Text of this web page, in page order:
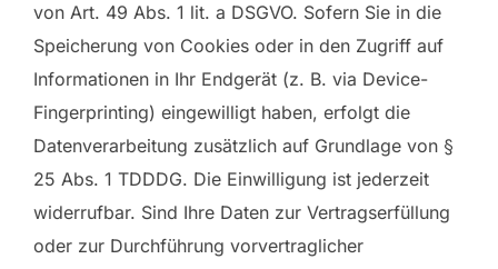
von Art. 49 Abs. 1 lit. a DSGVO. Sofern Sie in die
Speicherung von Cookies oder in den Zugriff auf
Informationen in Ihr Endgerät (z. B. via Device-
Fingerprinting) eingewilligt haben, erfolgt die
Datenverarbeitung zusätzlich auf Grundlage von §
25 Abs. 1 TDDDG. Die Einwilligung ist jederzeit
widerrufbar. Sind Ihre Daten zur Vertragserfüllung
oder zur Durchführung vorvertraglicher